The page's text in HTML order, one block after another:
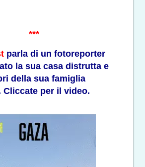
***
parla di un fotoreporter
la sua casa distrutta e
della sua famiglia
Cliccate per il video.